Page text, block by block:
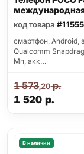
код товара
смартфон, Android,
Qualcomm
Мп, акк…
1 520 р.
1 573,20р.
В наличии